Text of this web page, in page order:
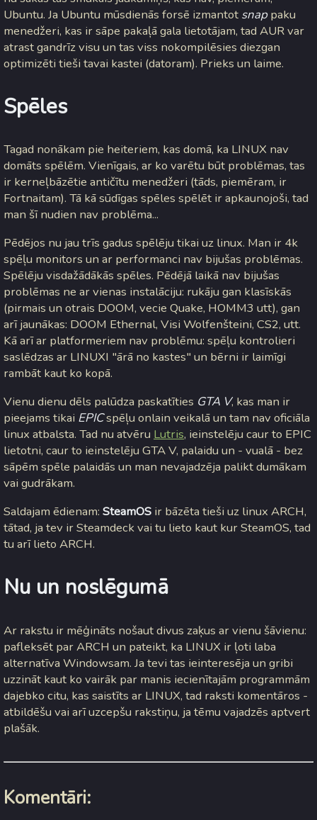
Ubuntu. Ja Ubuntu mūsdienās forsē izmantot snappaku
menedžeri, kas ir sāpe pakaļā gala lietotājam, tad AUR var
atrast gandrīz visu un tas viss nokompilēsies diezgan
optimizēti tieši tavai kastei (datoram). Prieks un laime.
Spēles
Tagad nonākam pie heiteriem, kas domā, ka LINUX nav
domāts spēlēm. Vienīgais, ar ko varētu būt problēmas, tas
ir kerneļbāzētie antičītu menedžeri (tāds, piemēram, ir
Fortnaitam). Tā kā sūdīgas spēles spēlēt ir apkaunojoši, tad
man šī nudien nav problēma...
Pēdējos nu jau trīs gadus spēlēju tikai uz linux. Man ir 4k
spēļu monitors un ar performanci nav bijušas problēmas.
Spēlēju visdažādākās spēles. Pēdējā laikā nav bijušas
problēmas ne ar vienas instalāciju: rukāju gan klasīskās
(pirmais un otrais DOOM, vecie Quake, HOMM3 utt), gan
arī jaunākas: DOOM Ethernal, Visi Wolfenšteini, CS2, utt.
Kā arī ar platformeriem nav problēmu: spēļu kontrolieri
saslēdzas ar LINUXI "ārā no kastes" un bērni ir laimīgi
rambāt kaut ko kopā.
Vienu dienu dēls palūdza paskatīties GTA V, kas man ir
pieejams tikai EPICspēļu onlain veikalā un tam nav oficiāla
linux atbalsta. Tad nu atvēru Lutris, ieinstelēju caur to EPIC
lietotni, caur to ieinstelēju GTA V, palaidu un - vualā - bez
sāpēm spēle palaidās un man nevajadzēja palikt dumākam
vai gudrākam.
Saldajam ēdienam: SteamOS ir bāzēta tieši uz linux ARCH,
tātad, ja tev ir Steamdeck vai tu lieto kaut kur SteamOS, tad
tu arī lieto ARCH.
Nu un noslēgumā
Ar rakstu ir mēģināts nošaut divus zaķus ar vienu šāvienu:
pafleksēt par ARCH un pateikt, ka LINUX ir ļoti laba
alternatīva Windowsam. Ja tevi tas ieinteresēja un gribi
uzzināt kaut ko vairāk par manis iecienītajām programmām
dajebko citu, kas saistīts ar LINUX, tad raksti komentāros -
atbildēšu vai arī uzcepšu rakstiņu, ja tēmu vajadzēs aptvert
plašāk.
Komentāri: